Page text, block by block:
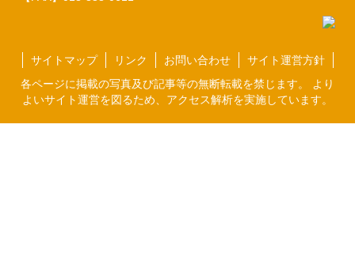
サイトマップ リンク お問い合わせ
サイト運営方針
各ページに掲載の写真及び記事等の無断転載を禁じます。 より
よいサイト運営を図るため、アクセス解析を実施しています。